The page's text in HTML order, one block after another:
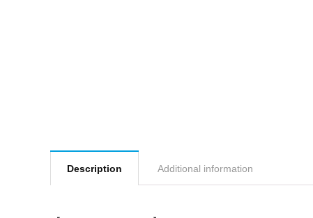
Description Additional information